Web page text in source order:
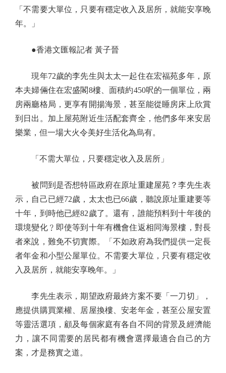
「不需要大單位，只要有穩定收入及居所，就能安享晚
年。」
●香港文匯報記者 黃子晉
現年72歲的李先生與太太一起住在宏福苑多年，原
本夫婦倆住在宏盛閣8樓、面積約450呎的一個單位，兩
房兩廳格局，更享有開揚海景，甚至能從睡房床上欣賞
到日出。加上屋苑附近生活配套齊全，他們多年來安居
樂業，但一場大火令美好生活化為烏有。
「不需大單位，只要穩定收入及居所」
被問到是否想特區政府在原址重建屋苑？李先生表
示，自己已經72歲，太太也已66歲，聽說原址重建要等
十年，到時他已經82歲了。還有，誰能預料到十年後的
環境變化﹖即使等到十年有機會住返相同海景樓，對長
者來說，難免不切實際。「不如政府為我們提供一定長
者年金和小型公屋單位。不需要大單位，只要有穩定收
入及居所，就能安享晚年。」
李先生表示，期望政府最終方案不要「一刀切」，
應提供購買業權、居屋換樓、安老年金，甚至公屋安置
等靈活選項，顧及每個家庭有各自不同的背景及經濟能
力，讓不同需要的居民都有機會選擇最適合自己的方
案，才是務實之道。